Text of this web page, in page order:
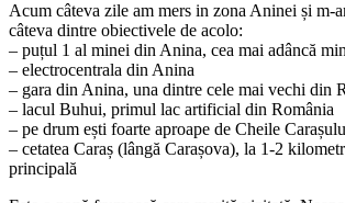
Acum câteva zile am mers in zona Aninei și m-
câteva dintre obiectivele de acolo:
– puțul 1 al minei din Anina, cea mai adâncă
– electrocentrala din Anina
– gara din Anina, una dintre cele mai vechi din
– lacul Buhui, primul lac artificial din România
– pe drum ești foarte aproape de Cheile
– cetatea Caraș (lângă Carașova), la 1-2
principală